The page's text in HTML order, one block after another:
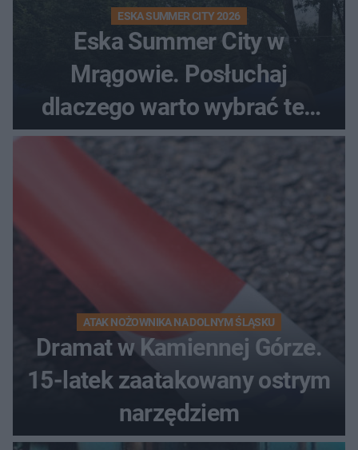
ESKA SUMMER CITY 2026
Eska Summer City w
Mrągowie. Posłuchaj
dlaczego warto wybrać ten
kierunek na urlop!
ATAK NOŻOWNIKA NA DOLNYM ŚLĄSKU
Dramat w Kamiennej Górze.
15-latek zaatakowany ostrym
narzędziem